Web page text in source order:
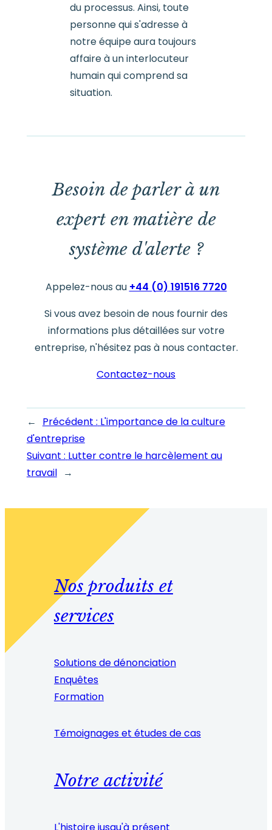
du processus. Ainsi, toute
personne qui s'adresse à
notre équipe aura toujours
affaire à un interlocuteur
humain qui comprend sa
situation.
Besoin de parler à un
expert en matière de
système d'alerte ?
Appelez-nous au +44 (0) 191516 7720
Si vous avez besoin de nous fournir des
informations plus détaillées sur votre
entreprise, n'hésitez pas à nous contacter.
Contactez-nous
← Précédent : L'importance de la culture
d'entreprise
Suivant : Lutter contre le harcèlement au
travail →
Nos produits et
services
Solutions de dénonciation
Enquêtes
Formation
Témoignages et études de cas
Notre activité